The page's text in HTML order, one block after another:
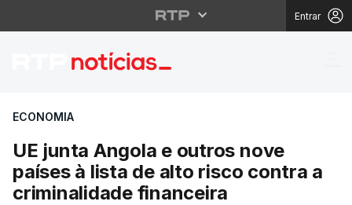
Entrar
UE junta Angola e
ECONOMIA
UE junta Angola e outros nove
países à lista de alto risco contra a
criminalidade financeira